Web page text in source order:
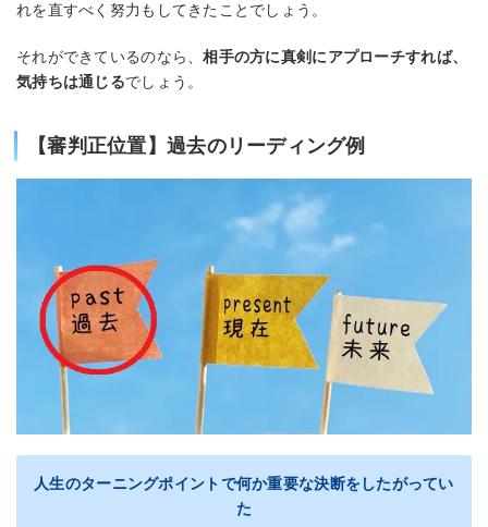
れを直すべく努力もしてきたことでしょう。
それができているのなら、相手の方に真剣にアプローチすれば、
気持ちは通じるでしょう。
【審判正位置】過去のリーディング例
人生のターニングポイントで何か重要な決断をしたがってい
た